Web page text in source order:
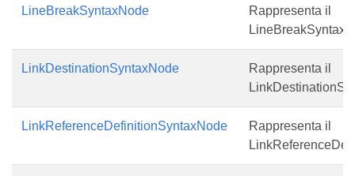
LineBreakSyntaxNode
Rappresenta il
LinkDestinationSyntaxNode
Rappresenta il
LinkReferenceDefinitionSyntaxNode
Rappresenta il